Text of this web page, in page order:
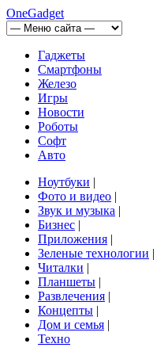
OneGadget
Гаджеты
Смартфоны
Железо
Игры
Новости
Роботы
Софт
Авто
Ноутбуки |
Фото и видео |
Звук и музыка |
Бизнес |
Приложения |
Зеленые технологии |
Читалки |
Планшеты |
Развлечения |
Концепты |
Дом и семья |
Техно